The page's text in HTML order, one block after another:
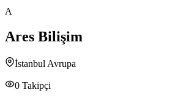
A
Ares Bilişim
İstanbul Avrupa
0 Takipçi